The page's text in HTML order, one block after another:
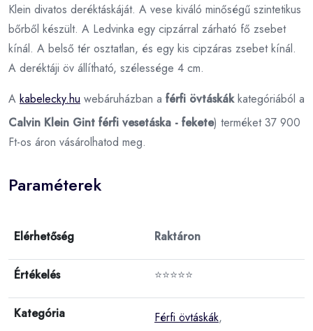
Klein divatos deréktáskáját. A vese kiváló minőségű szintetikus
bőrből készült. A Ledvinka egy cipzárral zárható fő zsebet
kínál. A belső tér osztatlan, és egy kis cipzáras zsebet kínál.
A deréktáji öv állítható, szélessége 4 cm.
A kabelecky.hu webáruházban a férfi övtáskákkategóriából a
Calvin Klein Gint férfi vesetáska - fekete) terméket 37 900
Ft-os áron vásárolhatod meg.
Paraméterek
Elérhetőség Raktáron
Értékelés ⭐⭐⭐⭐⭐
Kategória Férfi övtáskák,